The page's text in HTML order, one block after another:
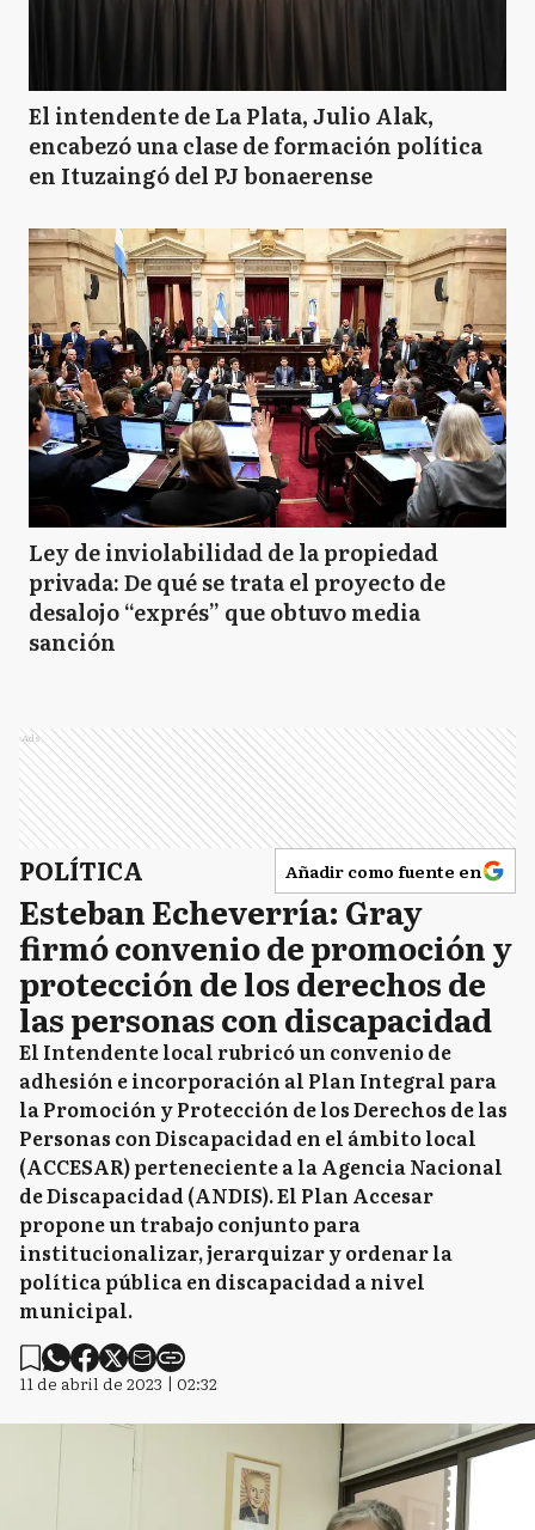
El intendente de La Plata, Julio Alak,
encabezó una clase de formación política
en Ituzaingó del PJ bonaerense
Ley de inviolabilidad de la propiedad
privada: De qué se trata el proyecto de
desalojo “exprés” que obtuvo media
sanción
Ads
POLÍTICA Añadir como fuente en
Esteban Echeverría: Gray
firmó convenio de promoción y
protección de los derechos de
las personas con discapacidad
El Intendente local rubricó un convenio de
adhesión e incorporación al Plan Integral para
la Promoción y Protección de los Derechos de las
Personas con Discapacidad en el ámbito local
(ACCESAR) perteneciente a la Agencia Nacional
de Discapacidad (ANDIS). El Plan Accesar
propone un trabajo conjunto para
institucionalizar, jerarquizar y ordenar la
política pública en discapacidad a nivel
municipal.
11 de abril de 2023 | 02:32